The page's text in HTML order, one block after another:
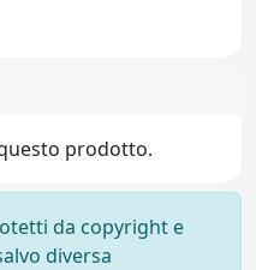
prodotto.
da copyright e
diversa